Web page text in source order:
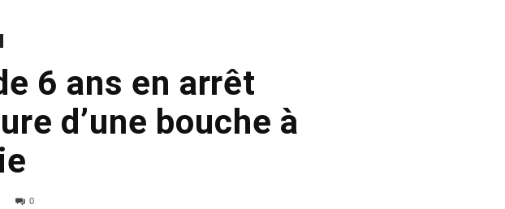
6 ans en arrêt
d’une bouche à
0